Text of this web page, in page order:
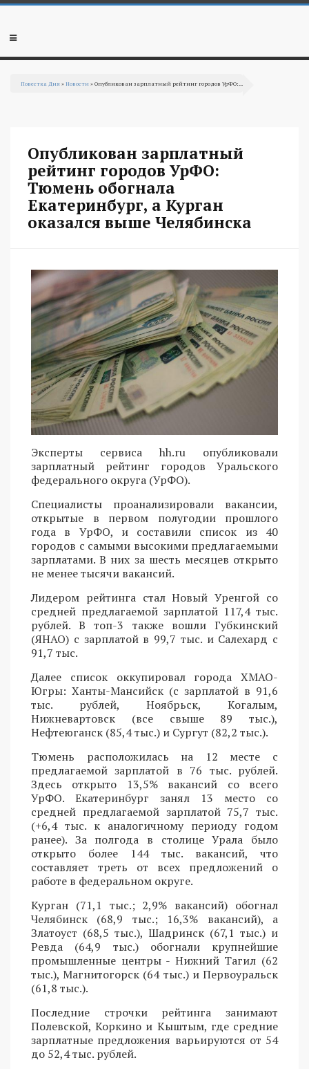
Перейти к основному содержанию
Мобильное
Повестка Дня »Новости » Опубликован зарплатный рейтинг городов УрФО:...
Опубликован зарплатный
рейтинг городов УрФО:
Тюмень обогнала
Екатеринбург, а Курган
оказался выше Челябинска
Эксперты сервиса hh.ru опубликовали
зарплатный рейтинг городов Уральского
федерального округа (УрФО).
Специалисты проанализировали вакансии,
открытые в первом полугодии прошлого
года в УрФО, и составили список из 40
городов с самыми высокими предлагаемыми
зарплатами. В них за шесть месяцев открыто
не менее тысячи вакансий.
Лидером рейтинга стал Новый Уренгой со
средней предлагаемой зарплатой 117,4 тыс.
рублей. В топ-3 также вошли Губкинский
(ЯНАО) с зарплатой в 99,7 тыс. и Салехард с
91,7 тыс.
Далее список оккупировал города ХМАО-
Югры: Ханты-Мансийск (с зарплатой в 91,6
тыс. рублей, Ноябрьск, Когалым,
Нижневартовск (все свыше 89 тыс.),
Нефтеюганск (85,4 тыс.) и Сургут (82,2 тыс.).
Тюмень расположилась на 12 месте с
предлагаемой зарплатой в 76 тыс. рублей.
Здесь открыто 13,5% вакансий со всего
УрФО. Екатеринбург занял 13 место со
средней предлагаемой зарплатой 75,7 тыс.
(+6,4 тыс. к аналогичному периоду годом
ранее). За полгода в столице Урала было
открыто более 144 тыс. вакансий, что
составляет треть от всех предложений о
работе в федеральном округе.
Курган (71,1 тыс.; 2,9% вакансий) обогнал
Челябинск (68,9 тыс.; 16,3% вакансий), а
Златоуст (68,5 тыс.), Шадринск (67,1 тыс.) и
Ревда (64,9 тыс.) обогнали крупнейшие
промышленные центры - Нижний Тагил (62
тыс.), Магнитогорск (64 тыс.) и Первоуральск
(61,8 тыс.).
Последние строчки рейтинга занимают
Полевской, Коркино и Кыштым, где средние
зарплатные предложения варьируются от 54
до 52,4 тыс. рублей.